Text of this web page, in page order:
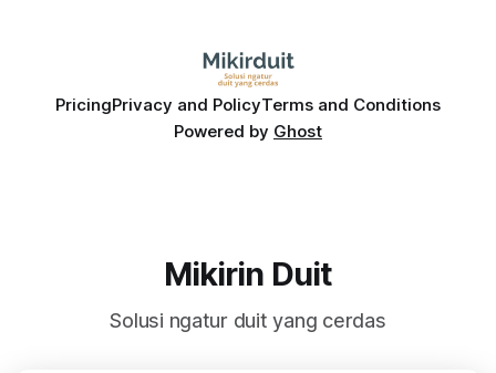
PricingPrivacy and PolicyTerms and Conditions
Powered by Ghost
Mikirin Duit
Solusi ngatur duit yang cerdas